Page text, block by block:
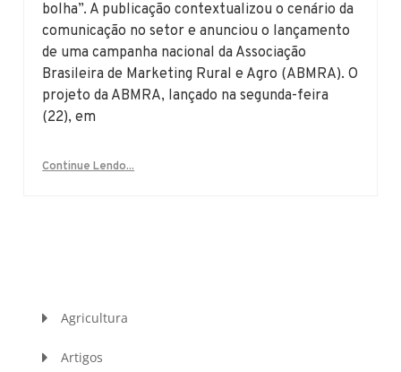
bolha”. A publicação contextualizou o cenário da
comunicação no setor e anunciou o lançamento
de uma campanha nacional da Associação
Brasileira de Marketing Rural e Agro (ABMRA). O
projeto da ABMRA, lançado na segunda-feira
(22), em
Continue Lendo...
Agricultura
Artigos